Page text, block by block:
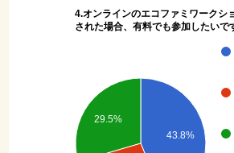
4.オンラインのエコファミワークシ
された場合、有料でも参加したいで
43.8%
29.5%